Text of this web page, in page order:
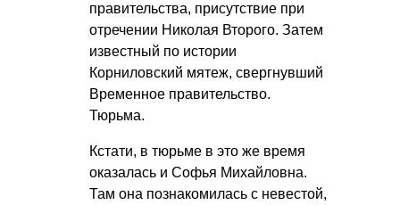
правительства, присутствие при
отречении Николая Второго. Затем
известный по истории
Корниловский мятеж, свергнувший
Временное правительство.
Тюрьма.
Кстати, в тюрьме в это же время
оказалась и Софья Михайловна.
Там она познакомилась с невестой,